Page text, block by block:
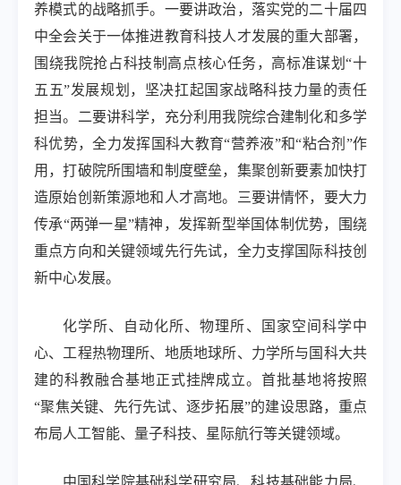
养模式的战略抓手。一要讲政治，落实党的二十届四
中全会关于一体推进教育科技人才发展的重大部署，
围绕我院抢占科技制高点核心任务，高标准谋划“十
五五”发展规划，坚决扛起国家战略科技力量的责任
担当。二要讲科学，充分利用我院综合建制化和多学
科优势，全力发挥国科大教育“营养液”和“粘合剂”作
用，打破院所围墙和制度壁垒，集聚创新要素加快打
造原始创新策源地和人才高地。三要讲情怀，要大力
传承“两弹一星”精神，发挥新型举国体制优势，围绕
重点方向和关键领域先行先试，全力支撑国际科技创
新中心发展。
化学所、自动化所、物理所、国家空间科学中
心、工程热物理所、地质地球所、力学所与国科大共
建的科教融合基地正式挂牌成立。首批基地将按照
“聚焦关键、先行先试、逐步拓展”的建设思路，重点
布局人工智能、量子科技、星际航行等关键领域。